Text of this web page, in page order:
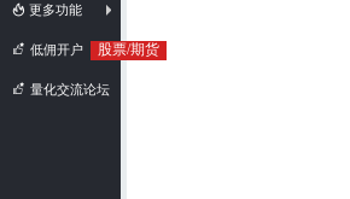
更多功能
低佣开户 股票/期货
量化交流论坛